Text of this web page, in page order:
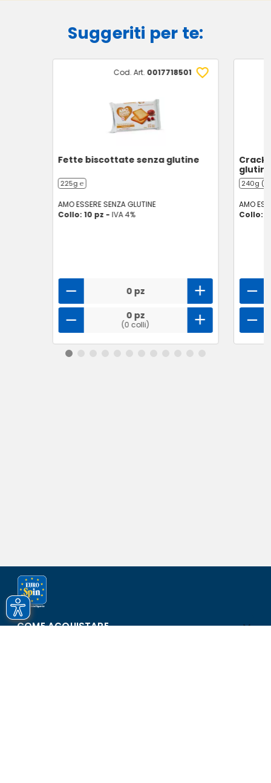
Suggeriti per te:
Cod. Art. 0017718501
Fette biscottate senza glutine
225g ℮
AMO ESSERE SENZA GLUTINE
Collo: 10 pz - IVA 4%
0 pz
0 pz
(0 colli)
240g (6
AMO
Collo:
COME ACQUISTARE